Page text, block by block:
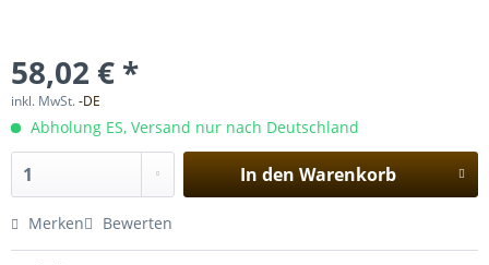
58,02 € *
inkl. MwSt.-DE
Abholung ES, Versand nur nach Deutschland
In den Warenkorb
Merken Bewerten